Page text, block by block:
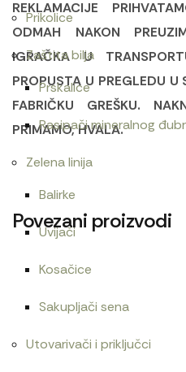
Prikolice
Zaštita bilja
Prskalice
Rasipači mineralnog
Zelena linija
Balirke
Uvijači
Kosačice
Sakupljači sena
Utovarivači i priključci
REKLAMACIJE
ODMAH NAKON
IGRAČKA U
PROPUSTA U PREGLEDU
FABRIČKU GREŠKU.
PRIMAMO, HVALA.
Povezani proizvodi